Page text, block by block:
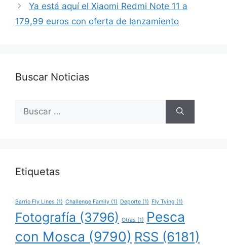
Ya está aquí el Xiaomi Redmi Note 11 a
179,99 euros con oferta de lanzamiento
Buscar Noticias
Etiquetas
Barrio Fly Lines (1) Challenge Family (1) Deporte (1) Fly Tying (1)
Fotografía (3796) Otras (1)
Pesca
con Mosca (9790) RSS (6181)